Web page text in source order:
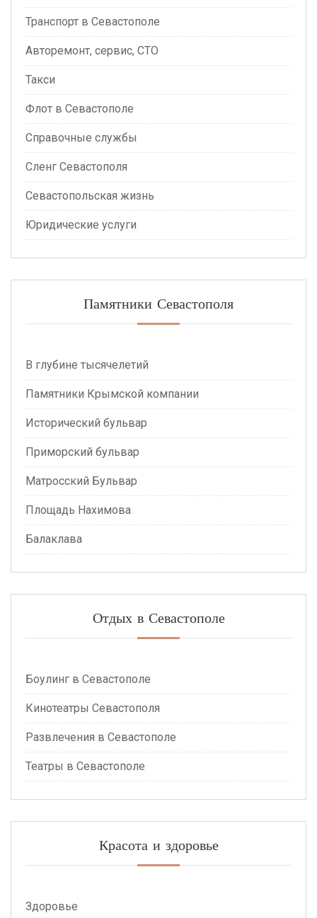
Транспорт в Севастополе
Авторемонт, сервис, СТО
Такси
Флот в Севастополе
Справочные службы
Сленг Севастополя
Севастопольская жизнь
Юридические услуги
Памятники Севастополя
В глубине тысячелетий
Памятники Крымской компании
Исторический бульвар
Приморский бульвар
Матросский Бульвар
Площадь Нахимова
Балаклава
Отдых в Севастополе
Боулинг в Севастополе
Кинотеатры Севастополя
Развлечения в Севастополе
Театры в Севастополе
Красота и здоровье
Здоровье